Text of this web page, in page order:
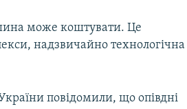
може коштувати. Це
надзвичайно технологічна
повідомили, що опівдні